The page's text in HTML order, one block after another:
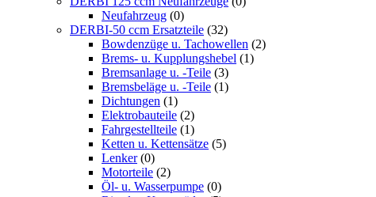
Neufahrzeug (0)
DERBI-50 ccm Ersatzteile (32)
Bowdenzüge u. Tachowellen (2)
Brems- u. Kupplungshebel (1)
Bremsanlage u. -Teile (3)
Bremsbeläge u. -Teile (1)
Dichtungen (1)
Elektrobauteile (2)
Fahrgestellteile (1)
Ketten u. Kettensätze (5)
Lenker (0)
Motorteile (2)
Öl- u. Wasserpumpe (0)